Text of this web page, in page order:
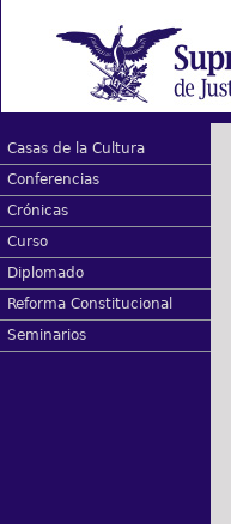
Casas de la Cultura
Conferencias
Crónicas
Curso
Diplomado
Reforma Constitucional
Seminarios